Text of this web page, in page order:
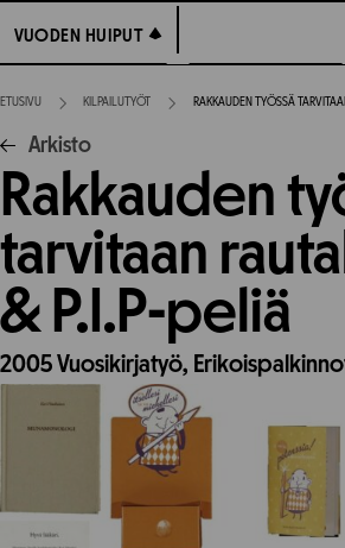
suoraan
sisältöön
VUODEN HUIPUT
VUODEN HUIPUT
ETUSIVU KILPAILUTYÖT RAKKAUDEN TYÖSSÄ
Arkisto
Rakkauden
tarvitaan
& P.I.P-peliä
2005Vuosikirjatyö,